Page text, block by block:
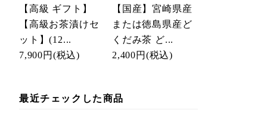
【高級 ギフト】
【高級お茶漬けセ
ット】(12...
7,900円 (税込)
【国産】宮崎県産
または徳島県産ど
くだみ茶 ど...
2,400円 (税込)
最近チェックした商品